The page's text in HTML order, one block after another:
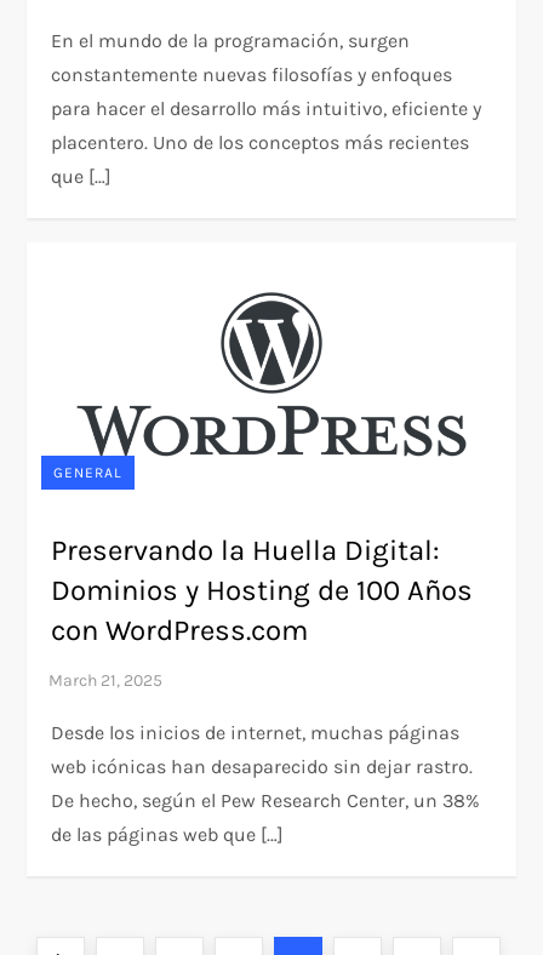
En el mundo de la programación, surgen
constantemente nuevas filosofías y enfoques
para hacer el desarrollo más intuitivo, eficiente y
placentero. Uno de los conceptos más recientes
que […]
GENERAL
Preservando la Huella Digital:
Dominios y Hosting de 100 Años
con WordPress.com
Desde los inicios de internet, muchas páginas
web icónicas han desaparecido sin dejar rastro.
De hecho, según el Pew Research Center, un 38%
de las páginas web que […]